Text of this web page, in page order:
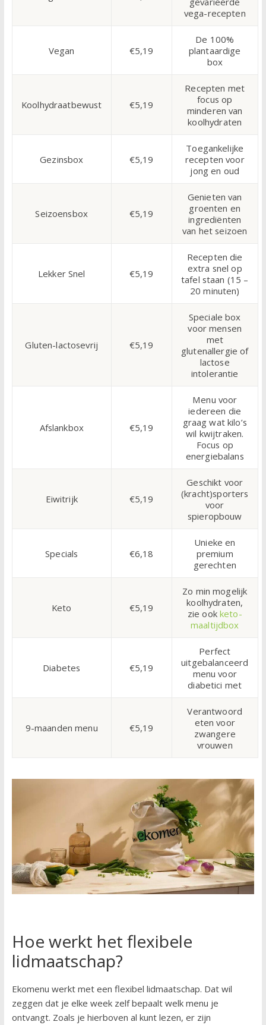
vega-recepten
Vegan €5,19
De 100%
plantaardige
box
Koolhydraatbewust €5,19
Recepten met
focus op
minderen van
koolhydraten
Gezinsbox €5,19
Toegankelijke
recepten voor
jong en oud
Seizoensbox €5,19
Genieten van
groenten en
ingrediënten
van het seizoen
Lekker Snel €5,19
Recepten die
extra snel op
tafel staan (15 –
20 minuten)
Gluten-lactosevrij €5,19
Speciale box
voor mensen
met
glutenallergie of
lactose
intolerantie
Afslankbox €5,19
Menu voor
iedereen die
graag wat kilo’s
wil kwijtraken.
Focus op
energiebalans
Eiwitrijk €5,19
Geschikt voor
(kracht)sporters
voor
spieropbouw
Specials €6,18
Unieke en
premium
gerechten
Keto €5,19
Zo min mogelijk
koolhydraten,
zie ook keto-
maaltijdbox
Diabetes €5,19
Perfect
uitgebalanceerd
menu voor
diabetici met
9-maanden menu €5,19
Verantwoord
eten voor
zwangere
vrouwen
Hoe werkt het flexibele
lidmaatschap?
Ekomenu werkt met een flexibel lidmaatschap. Dat wil
zeggen dat je elke week zelf bepaalt welk menu je
ontvangt. Zoals je hierboven al kunt lezen, er zijn